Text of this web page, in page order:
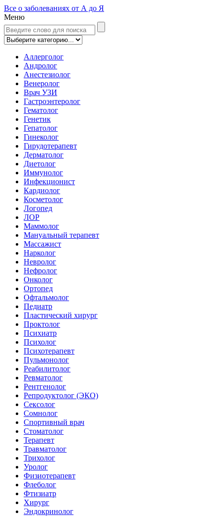
Все о заболеваниях от А до Я
Меню
Аллерголог
Андролог
Анестезиолог
Венеролог
Врач УЗИ
Гастроэнтеролог
Гематолог
Генетик
Гепатолог
Гинеколог
Гирудотерапевт
Дерматолог
Диетолог
Иммунолог
Инфекционист
Кардиолог
Косметолог
Логопед
ЛОР
Маммолог
Мануальный терапевт
Массажист
Нарколог
Невролог
Нефролог
Онколог
Ортопед
Офтальмолог
Педиатр
Пластический хирург
Проктолог
Психиатр
Психолог
Психотерапевт
Пульмонолог
Реабилитолог
Ревматолог
Рентгенолог
Репродуктолог (ЭКО)
Сексолог
Сомнолог
Спортивный врач
Стоматолог
Терапевт
Травматолог
Трихолог
Уролог
Физиотерапевт
Флеболог
Фтизиатр
Хирург
Эндокринолог